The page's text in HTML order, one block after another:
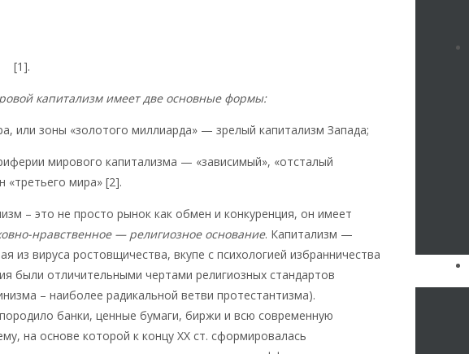
[1].
капитализм имеет две основные формы:
или зоны «золотого миллиарда» — зрелый капитализм Запада;
мирового капитализма — «зависимый», «отсталый
«третьего мира» [2].
– это не просто рынок как обмен и конкуренция, он имеет
нравственное — религиозное основание. Капитализм —
из вируса ростовщичества, вкупе с психологией избранничества
были отличительными чертами религиозных стандартов
– наиболее радикальной ветви протестантизма).
банки, ценные бумаги, биржи и всю современную
на основе которой к концу ХХ ст. сформировалась